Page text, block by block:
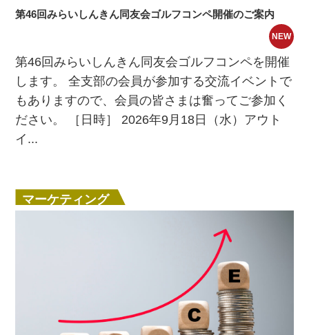
第46回みらいしんきん同友会ゴルフコンペ開催のご案内
NEW
第46回みらいしんきん同友会ゴルフコンペを開催
します。 全支部の会員が参加する交流イベントで
もありますので、会員の皆さまは奮ってご参加く
ださい。 ［日時］ 2026年9月18日（水）アウト
イ...
マーケティング